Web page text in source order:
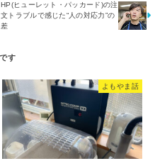
HP(ヒューレット・パッカード)の注
文トラブルで感じた“人の対応力”の
差
よもやま話